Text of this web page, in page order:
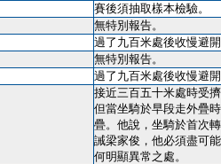
賽後須抽取樣本檢驗。
無特別報告。
過了九百米處後收慢避
無特別報告。
過了九百米處後收慢避
接近三百五十米處時受
但當坐騎於早段走外疊
疊。他說，坐騎於首次
誡梁家俊，他必須盡可
何明顯異常之處。